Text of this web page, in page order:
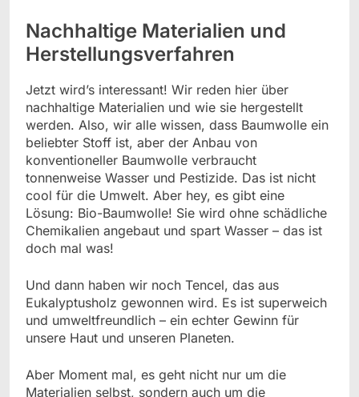
Nachhaltige Materialien und
Herstellungsverfahren
Jetzt wird’s interessant! Wir reden hier über
nachhaltige Materialien und wie sie hergestellt
werden. Also, wir alle wissen, dass Baumwolle ein
beliebter Stoff ist, aber der Anbau von
konventioneller Baumwolle verbraucht
tonnenweise Wasser und Pestizide. Das ist nicht
cool für die Umwelt. Aber hey, es gibt eine
Lösung: Bio-Baumwolle! Sie wird ohne schädliche
Chemikalien angebaut und spart Wasser – das ist
doch mal was!
Und dann haben wir noch Tencel, das aus
Eukalyptusholz gewonnen wird. Es ist superweich
und umweltfreundlich – ein echter Gewinn für
unsere Haut und unseren Planeten.
Aber Moment mal, es geht nicht nur um die
Materialien selbst, sondern auch um die